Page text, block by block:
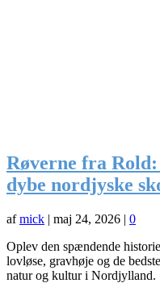
Røverne fra
dybe nordjyske
afmick | maj 24, 2026 | 0
Oplev den spændende
lovløse, gravhøje og de
natur og kultur i Nordjylland.